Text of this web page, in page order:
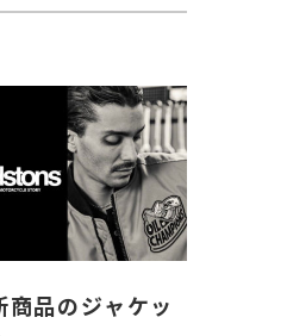
品のジャケッ